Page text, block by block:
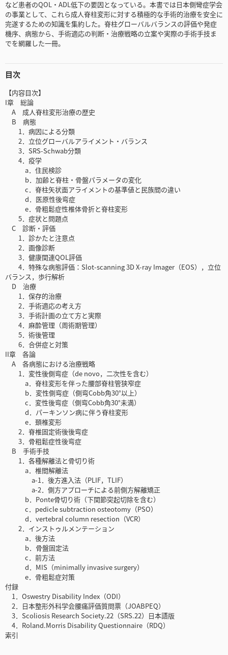
など患者のQOL・ADL低下の要因となっている。本書では日本側彎症学会
の事業として、これら成人脊柱変形に対する積極的な手術的治療を安全に
完遂するための知識を集約した。脊柱グローバルバランスの評価や発症
機序、病態から、手術適応の判断・治療戦略の立案や実際の手術手技ま
でを網羅した一冊。
目次
【内容目次】
I章 総論
A 成人脊柱変形治療の歴史
B 病態
1．病因による分類
2．立位グローバルアライメント・バランス
3．SRS-Schwab分類
4．疫学
a．住民検診
b．加齢と脊柱・骨盤パラメータの変化
c．脊柱矢状面アライメントの基準値と民族間の違い
d．医原性後弯症
e．骨粗鬆症性椎体骨折と脊柱変形
5．症状と問題点
C 診断・評価
1．診かたと注意点
2．画像診断
3．健康関連QOL評価
4．特殊な病態評価：Slot-scanning 3D X-ray Imager（EOS），立位
バランス，歩行解析
D 治療
1．保存的治療
2．手術適応の考え方
3．手術計画の立て方と実際
4．麻酔管理（周術期管理）
5．術後管理
6．合併症と対策
II章 各論
A 各病態における治療戦略
1．変性後側弯症（de novo，二次性を含む）
a．脊柱変形を伴った腰部脊柱管狭窄症
b．変性側弯症（側弯Cobb角30°以上）
c．変性後弯症（側弯Cobb角30°未満）
d．パーキンソン病に伴う脊柱変形
e．頚椎変形
2．脊椎固定術後後弯症
3．骨粗鬆症性後弯症
B 手術手技
1．各種解離法と骨切り術
a．椎間解離法
a-1．後方進入法（PLIF，TLIF）
a-2．側方アプローチによる前側方解離矯正
b．Ponte骨切り術（下関節突起切除を含む）
c．pedicle subtraction osteotomy（PSO）
d．vertebral column resection（VCR）
2．インストゥルメンテーション
a．後方法
b．骨盤固定法
c．前方法
d．MIS（minimally invasive surgery）
e．骨粗鬆症対策
付録
1．Oswestry Disability Index（ODI）
2．日本整形外科学会腰痛評価質問票（JOABPEQ）
3．Scoliosis Research Society.22（SRS.22）日本語版
4．Roland.Morris Disability Questionnaire（RDQ）
索引